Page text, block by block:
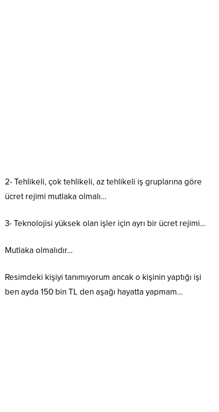
2- Tehlikeli, çok tehlikeli, az tehlikeli iş gruplarına göre
ücret rejimi mutlaka olmalı…
3- Teknolojisi yüksek olan işler için ayrı bir ücret rejimi…
Mutlaka olmalıdır…
Resimdeki kişiyi tanımıyorum ancak o kişinin yaptığı işi
ben ayda 150 bin TL den aşağı hayatta yapmam…